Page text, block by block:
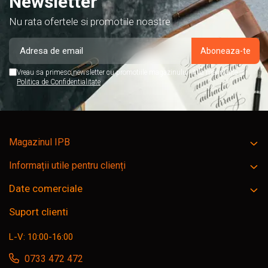
Nu rata ofertele si promotiile noastre
Vreau sa primesc newsletter cu promotiile magazinului. Afla mai multe in
Politica de Confidentialitate
Magazinul IPB
Informații utile pentru clienți
Date comerciale
Suport clienti
L-V: 10:00-16:00
0733 472 472